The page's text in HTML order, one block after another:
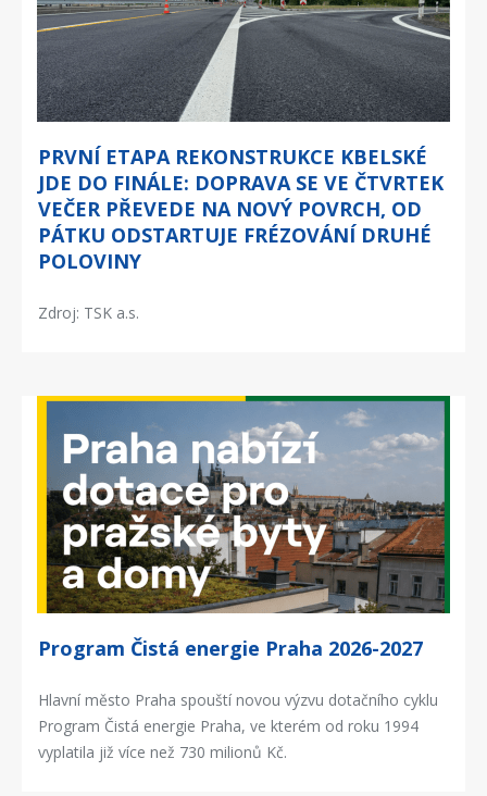
PRVNÍ ETAPA REKONSTRUKCE KBELSKÉ
JDE DO FINÁLE: DOPRAVA SE VE ČTVRTEK
VEČER PŘEVEDE NA NOVÝ POVRCH, OD
PÁTKU ODSTARTUJE FRÉZOVÁNÍ DRUHÉ
POLOVINY
Zdroj: TSK a.s.
Program Čistá energie Praha 2026-2027
Hlavní město Praha spouští novou výzvu dotačního cyklu
Program Čistá energie Praha, ve kterém od roku 1994
vyplatila již více než 730 milionů Kč.